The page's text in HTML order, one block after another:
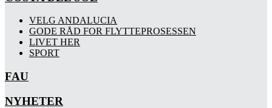
VELG ANDALUCIA
GODE RÅD FOR FLYTTEPROSESSEN
LIVET HER
SPORT
FAU
NYHETER